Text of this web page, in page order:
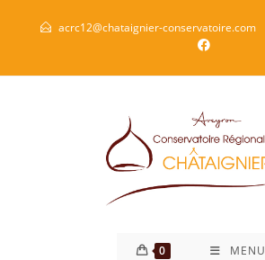
acrc12@chataignier-conservatoire.com
0 MENU